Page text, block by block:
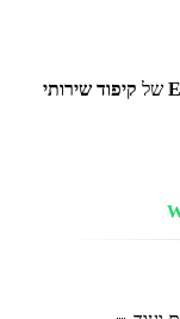
של קיפוד שירותי